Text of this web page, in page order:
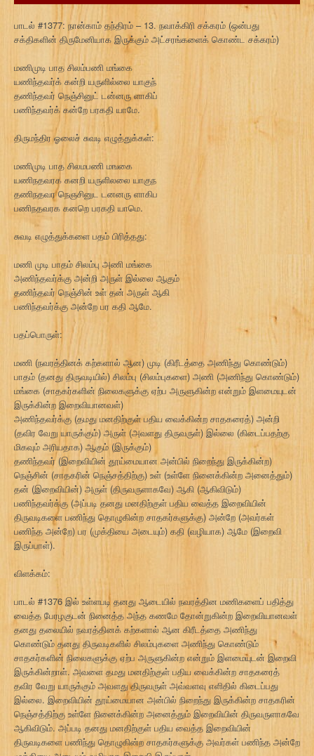
பாடல் #1377: நான்காம் தந்திரம் – 13. நவாக்கிரி சக்கரம் (ஒன்பது
சக்திகளின் திருமேனியாக இருக்கும் அட்சரங்களைக் கொண்ட சக்கரம்)
மணிமுடி பாத சிலம்பணி மங்கை
யணிந்தவர்க் கன்றி யருளில்லை யாகுந்
தணிந்தவர் நெஞ்சினுட் டன்னரு ளாகிப்
பணிந்தவர்க் கன்றே பரகதி யாமே.
திருமந்திர ஓலைச் சுவடி எழுத்துக்கள்:
மணிமுடி பாத சிலமபணி மஙகை
யணிநதவரக கனறி யருளிலலை யாகுந
தணிநதவர நெஞசினுட டனனரு ளாகிப
பணிநதவரக கனறெ பரகதி யாமெ.
சுவடி எழுத்துக்களை பதம் பிரித்தது:
மணி முடி பாதம் சிலம்பு அணி மங்கை
அணிந்தவர்க்கு அன்றி அருள் இல்லை ஆகும்
தணிந்தவர் நெஞ்சின் உள் தன் அருள் ஆகி
பணிந்தவர்க்கு அன்றே பர கதி ஆமே.
பதப்பொருள்:
மணி (நவரத்தினக் கற்களால் ஆன) முடி (கிரீடத்தை அணிந்து கொண்டும்)
பாதம் (தனது திருவடியில்) சிலம்பு (சிலம்புகளை) அணி (அணிந்து கொண்டும்)
மங்கை (சாதகர்களின் நிலைகளுக்கு ஏற்ப அருளுகின்ற என்றும் இளமையுடன்
இருக்கின்ற இறைவியானவள்)
அணிந்தவர்க்கு (தமது மனதிற்குள் பதிய வைக்கின்ற சாதகரைத்) அன்றி
(தவிர வேறு யாருக்கும்) அருள் (அவளது திருவருள்) இல்லை (கிடைப்பதற்கு
மிகவும் அரியதாக) ஆகும் (இருக்கும்)
தணிந்தவர் (இறைவியின் தூய்மையான அன்பில் நிறைந்து இருக்கின்ற)
நெஞ்சின் (சாதகரின் நெஞ்சத்திற்கு) உள் (உள்ளே நினைக்கின்ற அனைத்தும்)
தன் (இறைவியின்) அருள் (திருவருளாகவே) ஆகி (ஆகிவிடும்)
பணிந்தவர்க்கு (அப்படி தனது மனதிற்குள் பதிய வைத்த இறைவியின்
திருவடிகளை பணிந்து தொழுகின்ற சாதகர்களுக்கு) அன்றே (அவர்கள்
பணிந்த அன்றே) பர (முக்தியை அடையும்) கதி (வழியாக) ஆமே (இறைவி
இருப்பாள்).
விளக்கம்:
பாடல் #1376 இல் உள்ளபடி தனது ஆடையில் நவரத்தின மணிகளைப் பதித்து
வைத்த பேரழகுடன் நினைத்த அந்த கணமே தோன்றுகின்ற இறைவியானவள்
தனது தலையில் நவரத்தினக் கற்களால் ஆன கிரீடத்தை அணிந்து
கொண்டும் தனது திருவடிகளில் சிலம்புகளை அணிந்து கொண்டும்
சாதகர்களின் நிலைகளுக்கு ஏற்ப அருளுகின்ற என்றும் இளமையுடன் இறைவி
இருக்கின்றாள். அவளை தமது மனதிற்குள் பதிய வைக்கின்ற சாதகரைத்
தவிர வேறு யாருக்கும் அவளது திருவருள் அவ்வளவு எளிதில் கிடைப்பது
இல்லை. இறைவியின் தூய்மையான அன்பில் நிறைந்து இருக்கின்ற சாதகரின்
நெஞ்சத்திற்கு உள்ளே நினைக்கின்ற அனைத்தும் இறைவியின் திருவருளாகவே
ஆகிவிடும். அப்படி தனது மனதிற்குள் பதிய வைத்த இறைவியின்
திருவடிகளை பணிந்து தொழுகின்ற சாதகர்களுக்கு அவர்கள் பணிந்த அன்றே